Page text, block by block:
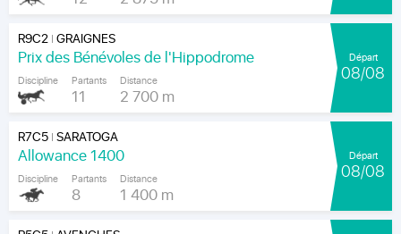
R9C2|GRAIGNES
Prix des Bénévoles de l'Hippodrome
Discipline Partants
11
Distance
2 700 m
Départ
08/08
R7C5|SARATOGA
Allowance 1400
Discipline Partants
8
Distance
1 400 m
Départ
08/08